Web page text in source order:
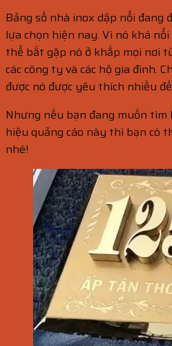
Bảng số nhà inox dập nổi đang
lựa chọn hiện nay. Vì nó khá
thể bắt gặp nó ở khắp mọi nơi
các công ty và các hộ gia đình.
được nó được yêu thích nhiều
Nhưng nếu bạn đang muốn tìm
hiệu quảng cáo này thì bạn có
nhé!